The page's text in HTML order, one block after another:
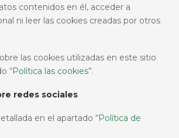
contenidos en él, acceder a
ni leer las cookies creadas por otros
las cookies utilizadas en este sitio
“Política las cookies”.
redes sociales
en el apartado “Política de